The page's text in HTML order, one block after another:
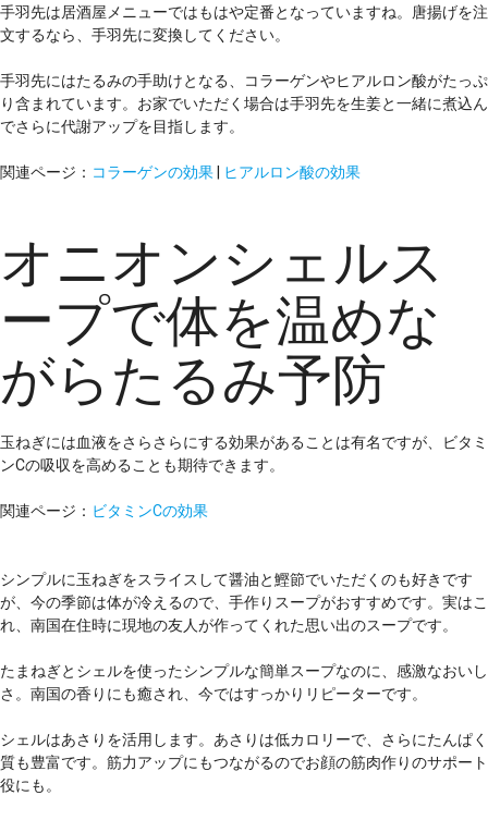
手羽先は居酒屋メニューではもはや定番となっていますね。唐揚げを注
文するなら、手羽先に変換してください。
手羽先にはたるみの手助けとなる、コラーゲンやヒアルロン酸がたっぷ
り含まれています。お家でいただく場合は手羽先を生姜と一緒に煮込ん
でさらに代謝アップを目指します。
関連ページ： コラーゲンの効果| ヒアルロン酸の効果
オニオンシェルス
ープで体を温めな
がらたるみ予防
玉ねぎには血液をさらさらにする効果があることは有名ですが、ビタミ
ンCの吸収を高めることも期待できます。
関連ページ： ビタミンCの効果
シンプルに玉ねぎをスライスして醤油と鰹節でいただくのも好きです
が、今の季節は体が冷えるので、手作りスープがおすすめです。実はこ
れ、南国在住時に現地の友人が作ってくれた思い出のスープです。
たまねぎとシェルを使ったシンプルな簡単スープなのに、感激なおいし
さ。南国の香りにも癒され、今ではすっかりリピーターです。
シェルはあさりを活用します。あさりは低カロリーで、さらにたんぱく
質も豊富です。筋力アップにもつながるのでお顔の筋肉作りのサポート
役にも。